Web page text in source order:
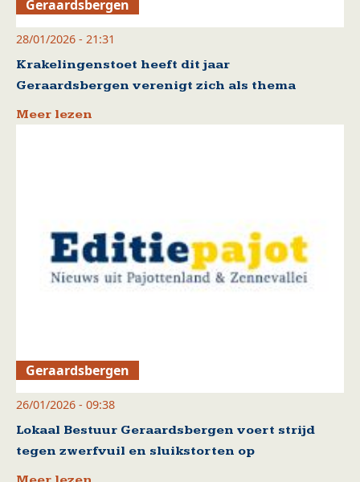
Geraardsbergen
28/01/2026 - 21:31
Krakelingenstoet heeft dit jaar
Geraardsbergen verenigt zich als thema
Meer lezen
Geraardsbergen
26/01/2026 - 09:38
Lokaal Bestuur Geraardsbergen voert strijd
tegen zwerfvuil en sluikstorten op